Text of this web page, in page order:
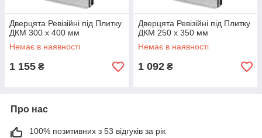
Дверцята Ревізійні під Плитку
ДКМ 300 х 400 мм
Немає в наявності
1 155 ₴
Дверцята Ревізійні під Плитку
ДКМ 250 х 350 мм
Немає в наявності
1 092 ₴
Про нас
100% позитивних з 53 відгуків за рік